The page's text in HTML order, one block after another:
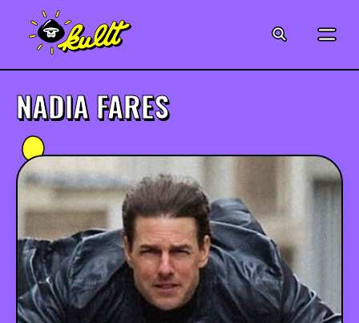
MUSIQUE
CRÉATION
ART
JEUX-VIDÉO
NADIA FARES